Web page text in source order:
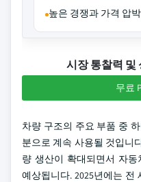
높은 경쟁과 가격 압박
시장 통찰력 및
무료
차량 구조의 주요 부품 중
분으로 계속 사용될 것입니
량 생산이 확대되면서 자
예상됩니다. 2025년에는 전